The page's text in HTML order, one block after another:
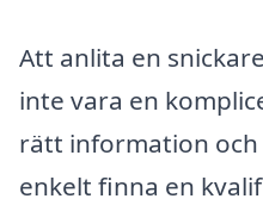
Att anlita en
inte vara en
rätt information
enkelt finna en